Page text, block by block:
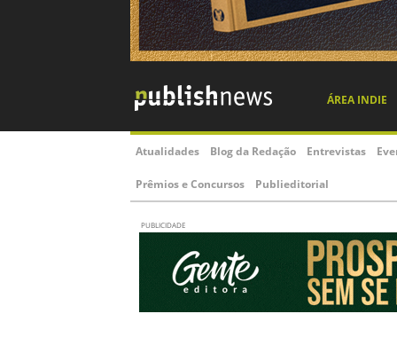
ÁREA INDIE
Atualidades Blog da Redação Entrevistas
Prêmios e Concursos Publieditorial
PUBLICIDADE